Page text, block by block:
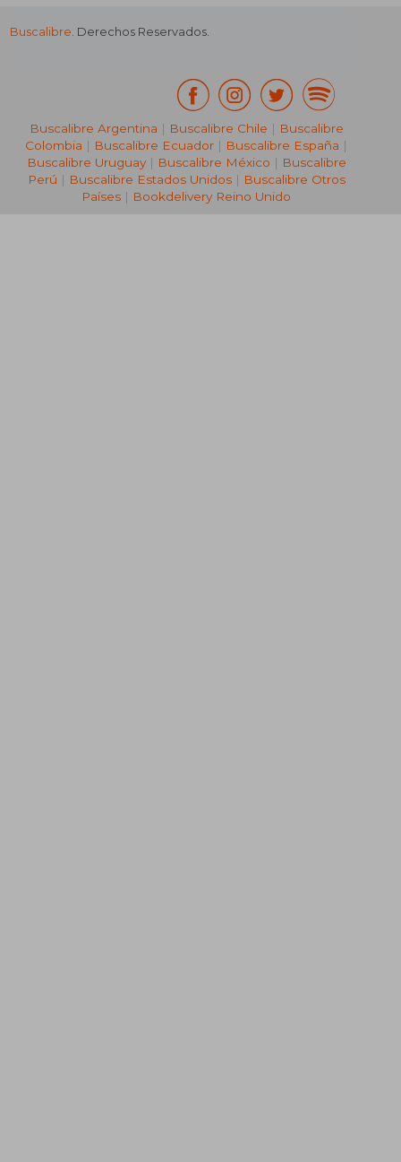
₡ 20.061
Buscalibre. Derechos Reservados.
Buscalibre Argentina | Buscalibre Chile | Buscalibre
Colombia | Buscalibre Ecuador | Buscalibre España |
Buscalibre Uruguay| Buscalibre México | Buscalibre
Perú | Buscalibre Estados Unidos| Buscalibre Otros
Países | Bookdelivery Reino Unido